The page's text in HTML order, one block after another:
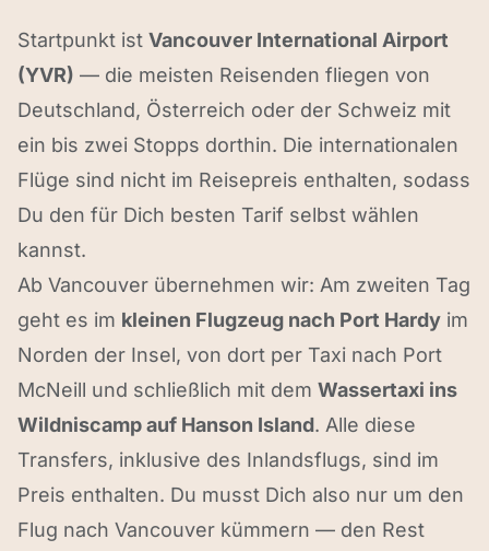
Startpunkt ist Vancouver International Airport
(YVR) — die meisten Reisenden fliegen von
Deutschland, Österreich oder der Schweiz mit
ein bis zwei Stopps dorthin. Die internationalen
Flüge sind nicht im Reisepreis enthalten, sodass
Du den für Dich besten Tarif selbst wählen
kannst.
Ab Vancouver übernehmen wir: Am zweiten Tag
geht es im kleinen Flugzeug nach Port Hardy im
Norden der Insel, von dort per Taxi nach Port
McNeill und schließlich mit dem Wassertaxi ins
Wildniscamp auf Hanson Island. Alle diese
Transfers, inklusive des Inlandsflugs, sind im
Preis enthalten. Du musst Dich also nur um den
Flug nach Vancouver kümmern — den Rest